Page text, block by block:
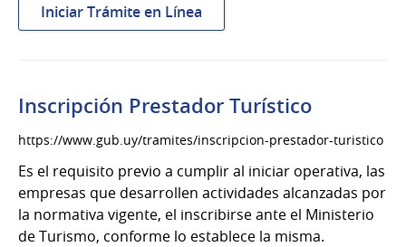
Iniciar Trámite en Línea
Fomento
vinculadas
al
desarrollo
turístico
Inscripción Prestador Turístico
https://www.gub.uy/tramites/inscripcion-prestador-turistico
Es el requisito previo a cumplir al iniciar operativa, las
empresas que desarrollen actividades alcanzadas por
la normativa vigente, el inscribirse ante el Ministerio
de Turismo, conforme lo establece la misma.